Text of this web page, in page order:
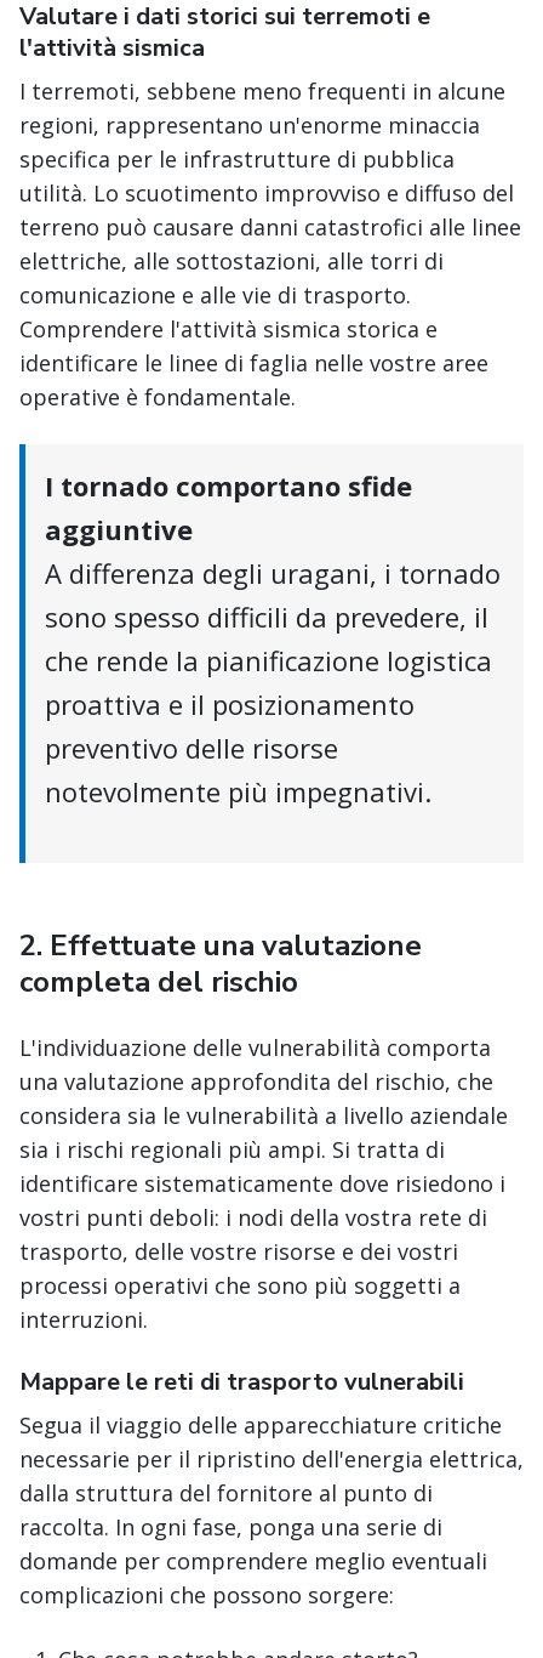
Valutare i dati storici sui terremoti e
l'attività sismica
I terremoti, sebbene meno frequenti in alcune
regioni, rappresentano un'enorme minaccia
specifica per le infrastrutture di pubblica
utilità. Lo scuotimento improvviso e diffuso del
terreno può causare danni catastrofici alle linee
elettriche, alle sottostazioni, alle torri di
comunicazione e alle vie di trasporto.
Comprendere l'attività sismica storica e
identificare le linee di faglia nelle vostre aree
operative è fondamentale.
I tornado comportano sfide
aggiuntive
A differenza degli uragani, i tornado
sono spesso difficili da prevedere, il
che rende la pianificazione logistica
proattiva e il posizionamento
preventivo delle risorse
notevolmente più impegnativi.
2. Effettuate una valutazione
completa del rischio
L'individuazione delle vulnerabilità comporta
una valutazione approfondita del rischio, che
considera sia le vulnerabilità a livello aziendale
sia i rischi regionali più ampi. Si tratta di
identificare sistematicamente dove risiedono i
vostri punti deboli: i nodi della vostra rete di
trasporto, delle vostre risorse e dei vostri
processi operativi che sono più soggetti a
interruzioni.
Mappare le reti di trasporto vulnerabili
Segua il viaggio delle apparecchiature critiche
necessarie per il ripristino dell'energia elettrica,
dalla struttura del fornitore al punto di
raccolta. In ogni fase, ponga una serie di
domande per comprendere meglio eventuali
complicazioni che possono sorgere: